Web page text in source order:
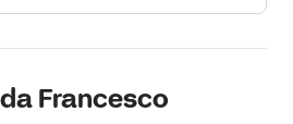
Boat per avere altre
Francesco